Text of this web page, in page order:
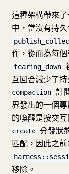
這種架構帶來
中，當沒有持
作，從而為每
tearing_down
互回合減少了
compaction 訂
界發出的一個專
的喚醒是按交
create 分發狀
匹配，因此之
移除。